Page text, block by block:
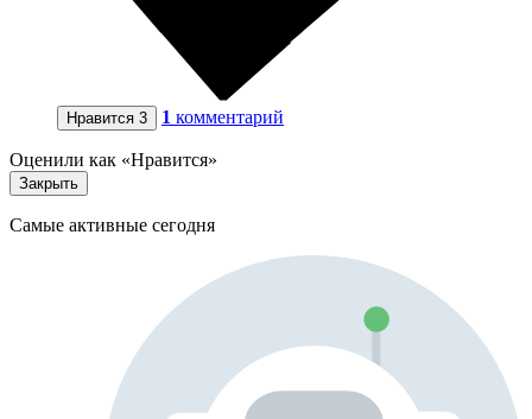
Нравится 3 1 комментарий
Оценили как «Нравится»
Закрыть
Самые активные сегодня